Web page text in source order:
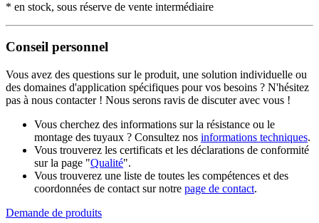
* en stock, sous réserve de vente intermédiaire
Conseil personnel
Vous avez des questions sur le produit, une solution individuelle ou
des domaines d'application spécifiques pour vos besoins ? N'hésitez
pas à nous contacter ! Nous serons ravis de discuter avec vous !
Vous cherchez des informations sur la résistance ou le
montage des tuyaux ? Consultez nos informations techniques.
Vous trouverez les certificats et les déclarations de conformité
sur la page "Qualité".
Vous trouverez une liste de toutes les compétences et des
coordonnées de contact sur notre page de contact.
Demande de produits